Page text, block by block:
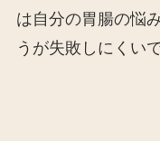
は自分の胃腸の悩
うが失敗しにくいで